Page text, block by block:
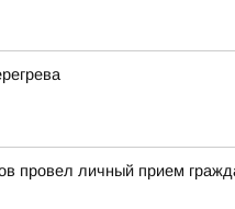
провел личный прием